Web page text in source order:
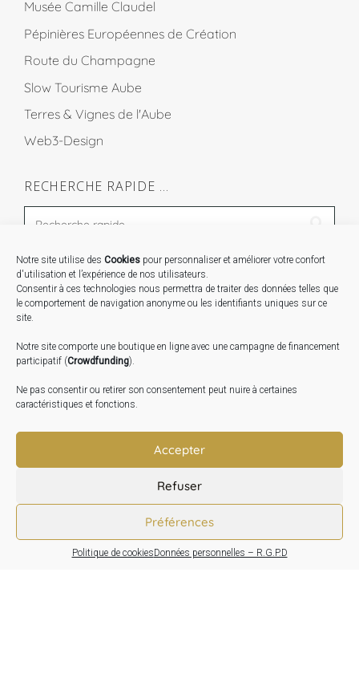
Notre site utilise des Cookies pour personnaliser et améliorer votre confort
d'utilisation et l’expérience de nos utilisateurs.
Consentir à ces technologies nous permettra de traiter des données telles que
le comportement de navigation anonyme ou les identifiants uniques sur ce
site.
Notre site comporte une boutique en ligne avec une campagne de financement
participatif (Crowdfunding).
Ne pas consentir ou retirer son consentement peut nuire à certaines
caractéristiques et fonctions.
Accepter
Refuser
Préférences
Politique de cookiesDonnées personnelles – R.G.P.D
Musée Camille Claudel
Pépinières Européennes de Création
Route du Champagne
Slow Tourisme Aube
Terres & Vignes de l'Aube
Web3-Design
RECHERCHE RAPIDE …
STAGES …
Expo « Mesures de lumière » du 19 Sept au 29 Nov.
Inauguration de la Grange : Le 17 Oct. 2026
Atelier Image : L’art au service de la santé mentale –
10 Oct. 2026